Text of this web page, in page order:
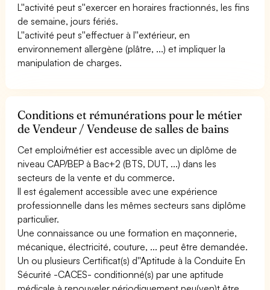
L''activité peut s''exercer en horaires fractionnés, les fins
de semaine, jours fériés.
L''activité peut s''effectuer à l''extérieur, en
environnement allergène (plâtre, ...) et impliquer la
manipulation de charges.
Conditions et rémunérations pour le métier
de Vendeur / Vendeuse de salles de bains
Cet emploi/métier est accessible avec un diplôme de
niveau CAP/BEP à Bac+2 (BTS, DUT, ...) dans les
secteurs de la vente et du commerce.
Il est également accessible avec une expérience
professionnelle dans les mêmes secteurs sans diplôme
particulier.
Une connaissance ou une formation en maçonnerie,
mécanique, électricité, couture, ... peut être demandée.
Un ou plusieurs Certificat(s) d''Aptitude à la Conduite En
Sécurité -CACES- conditionné(s) par une aptitude